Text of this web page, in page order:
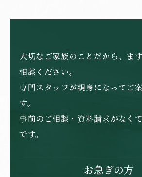
大切なご家族のことだから、ま
相談ください。
専門スタッフが親身になってご
す。
事前のご相談・資料請求がなく
です。
お急ぎの方